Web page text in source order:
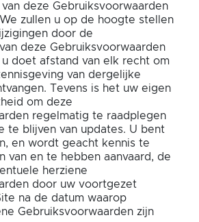
deze Gebruiksvoorwaarden
zullen u op de hoogte stellen
door de
deze Gebruiksvoorwaarden
doet afstand van elk recht om
van dergelijke
Tevens is het uw eigen
om deze
regelmatig te raadplegen
te blijven van updates. U bent
en wordt geacht kennis te
van en te hebben aanvaard, de
herziene
door uw voortgezet
na de datum waarop
Gebruiksvoorwaarden zijn